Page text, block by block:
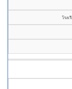
โรง